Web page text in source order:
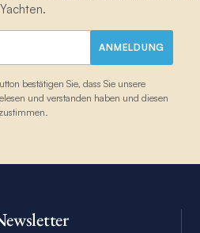
Yachten.
ANMELDUNG
bestätigen Sie, dass Sie unsere
und verstanden haben und diesen
zustimmen.